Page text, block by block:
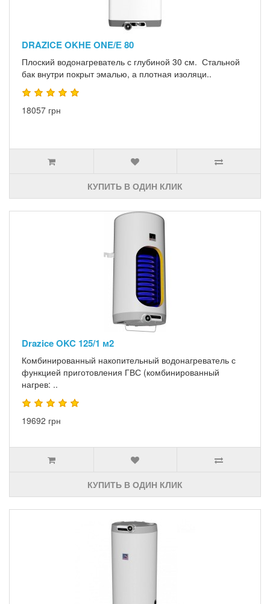
DRAZICE OKHE ONE/Е 80
Плоский водонагреватель с глубиной 30 см. Стальной
бак внутри покрыт эмалью, а плотная изоляци..
18057 грн
КУПИТЬ В ОДИН КЛИК
Drazice OKC 125/1 м2
Комбинированный накопительный водонагреватель с
функцией приготовления ГВС (комбинированный
нагрев: ..
19692 грн
КУПИТЬ В ОДИН КЛИК